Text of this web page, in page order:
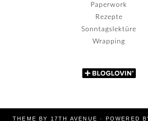
Paperwork
Rezepte
Sonntagslektüre
Wrapping
THEME BY 17TH AVENUE · POWERED